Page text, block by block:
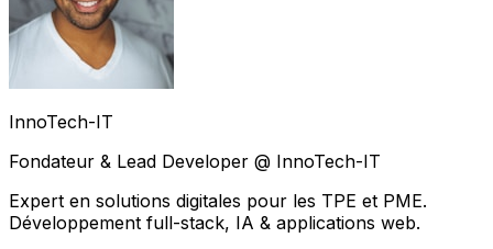
InnoTech-IT
Fondateur & Lead Developer @ InnoTech-IT
Expert en solutions digitales pour les TPE et PME.
Développement full-stack, IA & applications web.